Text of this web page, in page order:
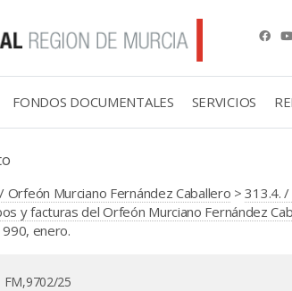
FONDOS DOCUMENTALES SERVICIOS
Orfeón Murciano Fernández Caballero >313.4.
y facturas del Orfeón Murciano Fernández
enero.
FM,9702/25